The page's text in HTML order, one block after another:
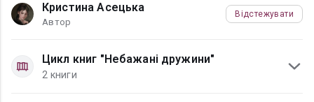
Кристина Асецька
Автор
Відстежувати
Цикл книг "Небажані дружини"
2 книги